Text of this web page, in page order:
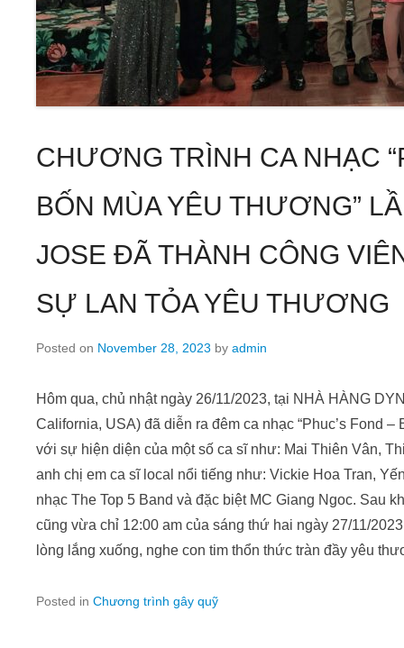
CHƯƠNG TRÌNH CA NHẠC
BỐN MÙA YÊU THƯƠNG”
JOSE ĐÃ THÀNH CÔNG
SỰ LAN TỎA YÊU THƯƠNG
Posted on November 28, 2023 by admin
Hôm qua, chủ nhật ngày 26/11/2023, tại NHÀ HÀNG
California, USA) đã diễn ra đêm ca nhạc “Phuc’s Fond
với sự hiện diện của một số ca sĩ như: Mai Thiên Vân,
anh chị em ca sĩ local nổi tiếng như: Vickie Hoa Tran,
nhạc The Top 5 Band và đặc biệt MC Giang Ngoc. Sau
cũng vừa chỉ 12:00 am của sáng thứ hai ngày 27/11/
lòng lắng xuống, nghe con tim thổn thức tràn đầy yêu
Posted in Chương trình gây quỹ